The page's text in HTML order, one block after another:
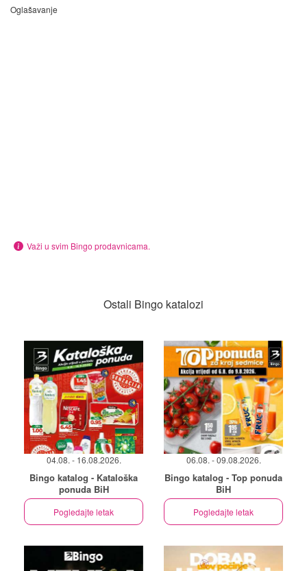
Oglašavanje
Važi u svim Bingo prodavnicama.
Ostali Bingo katalozi
04.08. - 16.08.2026.
Bingo katalog - Kataloška
ponuda BiH
Pogledajte letak
06.08. - 09.08.2026.
Bingo katalog - Top ponuda
BiH
Pogledajte letak